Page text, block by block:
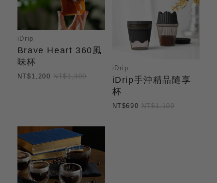
iDrip
Brave Heart 360風
味杯
NT$1,200NT$1,300
iDrip
iDrip手沖精品隨享
杯
NT$690 NT$1,100